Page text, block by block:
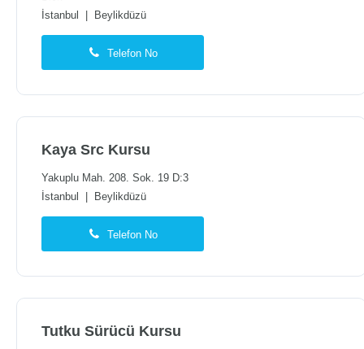
İstanbul
Beylikdüzü
Telefon No
Kaya Src Kursu
Yakuplu Mah. 208. Sok. 19 D:3
İstanbul
Beylikdüzü
Telefon No
Tutku Sürücü Kursu